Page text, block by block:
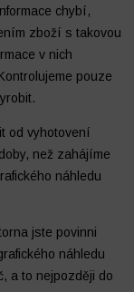
chybí,
zboží s takovou
v nich
pouze
od vyhotovení
než zahájíme
náhledu
jste povinni
náhledu
a to nejpozději do